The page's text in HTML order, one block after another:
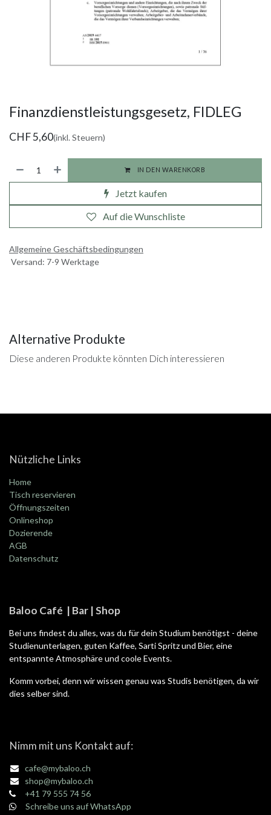
Finanzdienstleistungsgesetz, FIDLEG
CHF5,60(inkl. Steuern)
IN DEN WARENKORB
Jetzt kaufen
Auf die Wunschliste
Allgemeine Geschäftsbedingungen
Versand: 7-9 Werktage
Alternative Produkte
Diese anderen Produkte könnten Dich interessieren
Nützliche Links
Home
Tisch reservieren
Öffnungszeiten
Onlineshop
Dozierende
AGB
Datenschutz
Baloo Café | Bar | Shop
Bei uns findest du alles, was du für dein Studium benötigst - deine
Studienunterlagen, guten Kaffee, Sarti Spritz und Bier, eine
entspannte Atmosphäre und coole Events.
Komm vorbei, denn wir wissen genau was Studis benötigen, da wir
dies selber sind.
Nimm mit uns Kontakt auf:
cafe@mybaloo.ch
shop@mybaloo.ch
+41 79 555 74 56
Schreibe uns auf WhatsApp